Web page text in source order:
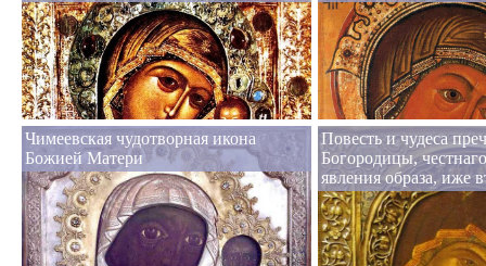
Чимеевская чудотворная икона
Божией Матери
Повесть и чудеса
Богородицы,
явления образа, иже